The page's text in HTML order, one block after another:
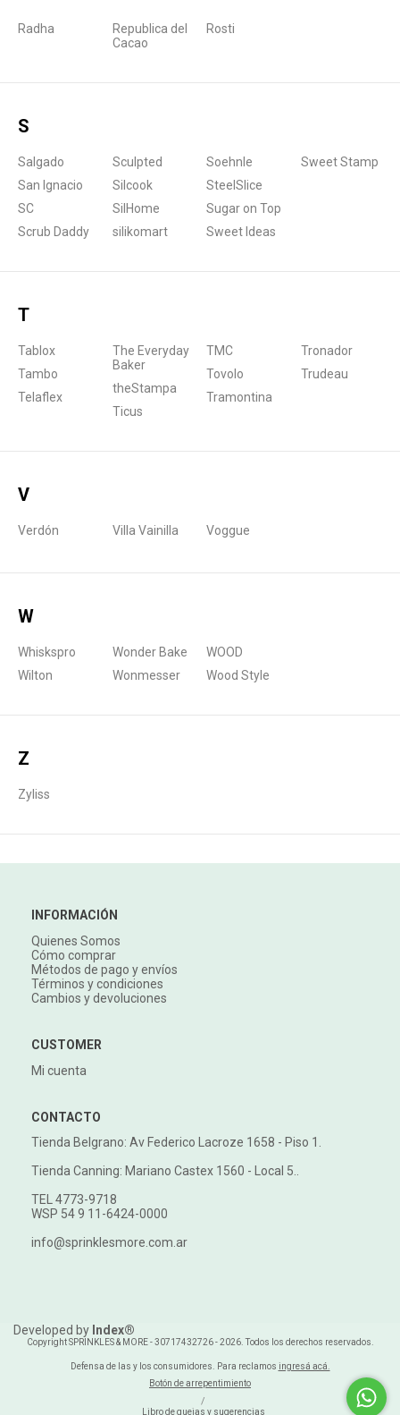
Radha
Republica del
Cacao
Rosti
S
Salgado
San Ignacio
SC
Scrub Daddy
Sculpted
Silcook
SilHome
silikomart
Soehnle
SteelSlice
Sugar on Top
Sweet Ideas
Sweet Stamp
T
Tablox
Tambo
Telaflex
The Everyday
Baker
theStampa
Ticus
TMC
Tovolo
Tramontina
Tronador
Trudeau
V
Verdón Villa Vainilla Voggue
W
Whiskspro
Wilton
Wonder Bake
Wonmesser
WOOD
Wood Style
Z
Zyliss
INFORMACIÓN
Quienes Somos
Cómo comprar
Métodos de pago y envíos
Términos y condiciones
Cambios y devoluciones
CUSTOMER
Mi cuenta
CONTACTO
Tienda Belgrano: Av Federico Lacroze 1658 - Piso 1.
Tienda Canning: Mariano Castex 1560 - Local 5..
TEL 4773-9718
WSP 54 9 11-6424-0000
info@sprinklesmore.com.ar
Developed by Index®
Copyright SPRINKLES & MORE - 30717432726 - 2026. Todos los derechos reservados.
Defensa de las y los consumidores. Para reclamos ingresá acá.
Botón de arrepentimiento
/
Libro de quejas y sugerencias